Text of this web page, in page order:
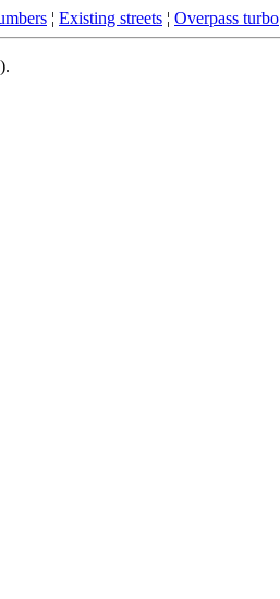
¦ Existing streets ¦ Overpass turbo